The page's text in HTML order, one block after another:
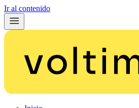
Ir al contenido